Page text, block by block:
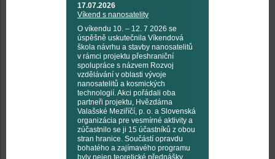
17.07.2026
Víkend s nanosatelity
O víkendu 10. – 12. 7 2026 se
úspěšně uskutečnila Víkendová
škola návrhu a stavby nanosatelitů
v rámci projektu přeshraniční
spolupráce s názvem Rozvoj
vzdělávání v oblasti vývoje
nanosatelitů a kosmických
technologií. Akci pořádali oba
partneři projektu, Hvězdárna
Valašské Meziříčí, p. o. a Slovenská
organizácia pre vesmírné aktivity a
zúčastnilo se ji 15 účastníků z obou
stran hranice. Součástí opravdu
bohatého a zajímavého programu
byly nejen teoretické přednášky,